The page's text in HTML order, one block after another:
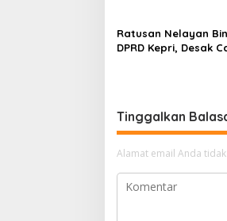
p
o
Ratusan Nelayan
DPRD Kepri, Desak
Tinggalkan
Alamat email Anda